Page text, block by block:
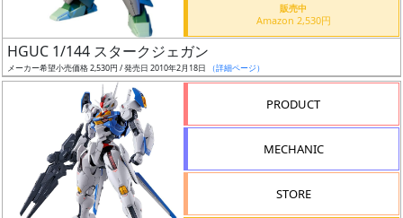
況
売
始
販売中
Amazon 2,530円
HGUC 1/144 スタークジェガン
メーカー希望小売価格 2,530円 / 発売日 2010年2月18日 （詳細ページ）
PRODUCT
MECHANIC
STORE